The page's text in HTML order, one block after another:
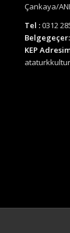
Çankaya/
Tel :0312
Belgegeçer:
KEP